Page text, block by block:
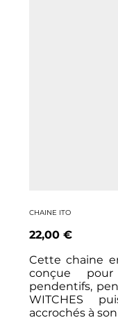
CHAINE ITO
Prix
22,00 €
Cette chaine
conçue
pendentifs,
WITCHES
accrochés à